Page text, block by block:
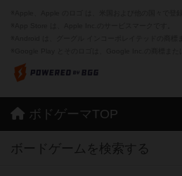
ボドゲーマTOP
ボードゲームを検索する